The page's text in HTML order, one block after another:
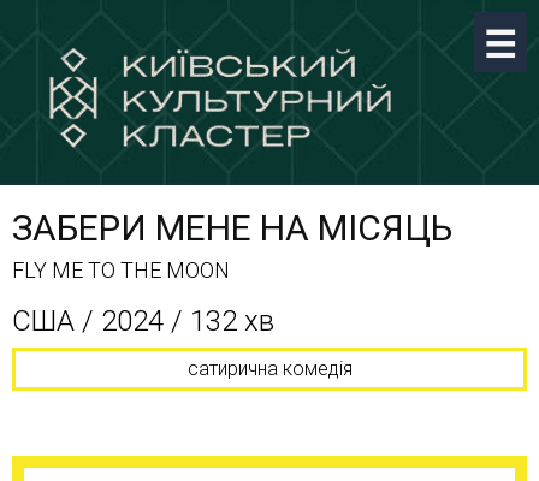
ЗАБЕРИ МЕНЕ НА МІСЯЦЬ
FLY ME TO THE MOON
США / 2024 / 132 хв
сатирична комедія